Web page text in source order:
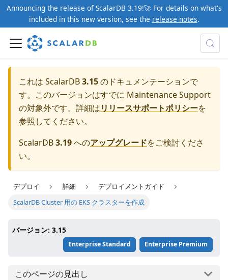
Announcing the release of ScalarDB 3.19!🚀 For details on what's
included in this new version, see the release notes.
これは ScalarDB3.15のドキュメンテーションで
す。このバージョンはすでに Maintenance Support
の対象外です。詳細はリリースサポートポリシーを
参照してください。
ScalarDB3.19へのアップグレードをご検討くださ
い。
デプロイ 詳細
デプロイメントガイド
ScalarDB Cluster 用の EKS クラスターを作成
バージョン: 3.15
Enterprise Standard Enterprise Premium
このページの見出し